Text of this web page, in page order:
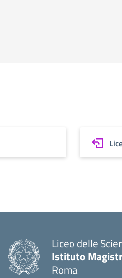
Liceo delle
Istituto
Roma